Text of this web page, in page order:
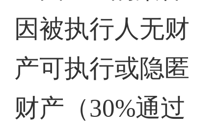
因被执行人无财
产可执行或隐匿
财产（30%通过